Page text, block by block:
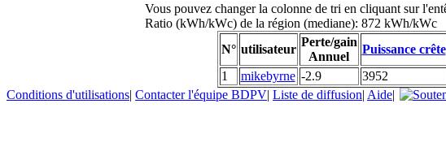
Vous pouvez changer la colonne de tri en cliquant sur
Ratio (kWh/kWc) de la région (mediane): 872 kWh/kWc
N° utilisateur
Perte/gain
Annuel
Puissance crête
1
mikebyrne -2.9 3952
Conditions d'utilisations| Contacter l'équipe BDPV| Liste de diffusion| Aide|